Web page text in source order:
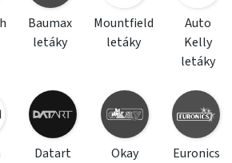
Baumax
letáky
Mountfield
letáky
Auto
Kelly
letáky
Datart
Okay
Euronics